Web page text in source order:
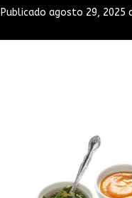
Publicado agosto 29, 2025